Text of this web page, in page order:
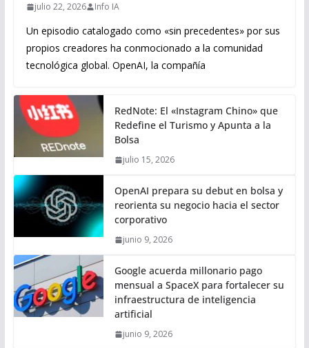
julio 22, 2026 Info IA
Un episodio catalogado como «sin precedentes» por sus
propios creadores ha conmocionado a la comunidad
tecnológica global. OpenAI, la compañía
RedNote: El «Instagram Chino» que
Redefine el Turismo y Apunta a la
Bolsa
julio 15, 2026
OpenAI prepara su debut en bolsa y
reorienta su negocio hacia el sector
corporativo
junio 9, 2026
Google acuerda millonario pago
mensual a SpaceX para fortalecer su
infraestructura de inteligencia
artificial
junio 9, 2026